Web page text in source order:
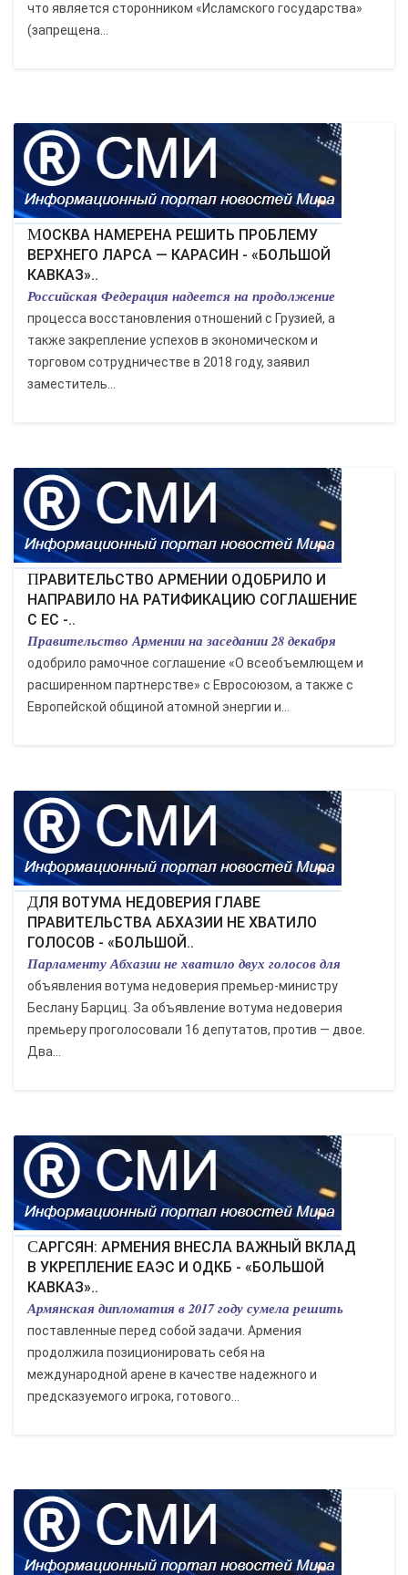
что является сторонником «Исламского государства»
(запрещена...
МОСКВА НАМЕРЕНА РЕШИТЬ ПРОБЛЕМУ
ВЕРХНЕГО ЛАРСА — КАРАСИН - «БОЛЬШОЙ
КАВКАЗ»..
Российская Федерация надеется на продолжение
процесса восстановления отношений с Грузией, а
также закрепление успехов в экономическом и
торговом сотрудничестве в 2018 году, заявил
заместитель...
ПРАВИТЕЛЬСТВО АРМЕНИИ ОДОБРИЛО И
НАПРАВИЛО НА РАТИФИКАЦИЮ СОГЛАШЕНИЕ
С ЕС -..
Правительство Армении на заседании 28 декабря
одобрило рамочное соглашение «О всеобъемлющем и
расширенном партнерстве» с Евросоюзом, а также с
Европейской общиной атомной энергии и...
ДЛЯ ВОТУМА НЕДОВЕРИЯ ГЛАВЕ
ПРАВИТЕЛЬСТВА АБХАЗИИ НЕ ХВАТИЛО
ГОЛОСОВ - «БОЛЬШОЙ..
Парламенту Абхазии не хватило двух голосов для
объявления вотума недоверия премьер-министру
Беслану Барциц. За объявление вотума недоверия
премьеру проголосовали 16 депутатов, против — двое.
Два...
САРГСЯН: АРМЕНИЯ ВНЕСЛА ВАЖНЫЙ ВКЛАД
В УКРЕПЛЕНИЕ ЕАЭС И ОДКБ - «БОЛЬШОЙ
КАВКАЗ»..
Армянская дипломатия в 2017 году сумела решить
поставленные перед собой задачи. Армения
продолжила позиционировать себя на
международной арене в качестве надежного и
предсказуемого игрока, готового...